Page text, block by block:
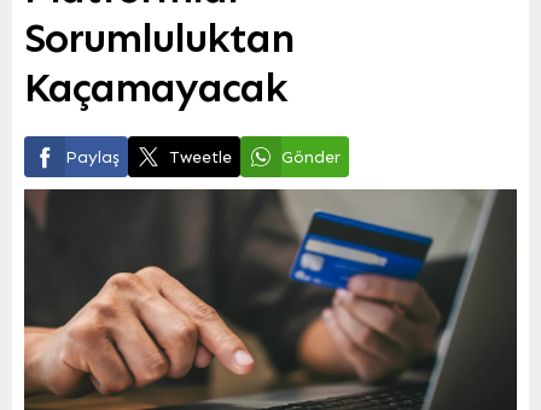
Sorumluluktan
Kaçamayacak
Paylaş Tweetle Gönder